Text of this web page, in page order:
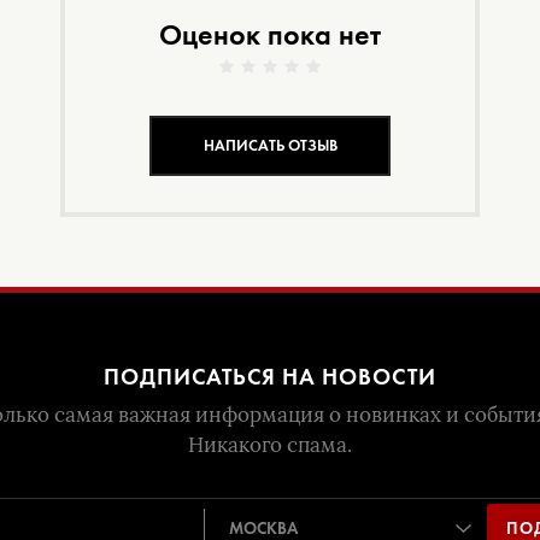
Оценок пока нет
НАПИСАТЬ ОТЗЫВ
ПОДПИСАТЬСЯ НА НОВОСТИ
самая важная информация о новинках и
Никакого спама.